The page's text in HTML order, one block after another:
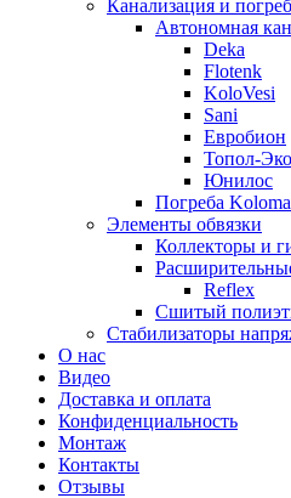
Канализация и
Автономная
Deka
Flotenk
KoloVesi
Sani
Евробион
Топол-Эко
Юнилос
Погреба
Элементы обвязки
Коллекторы и
Reflex
Сшитый
Стабилизаторы
О нас
Видео
Доставка и оплата
Конфиденциальность
Монтаж
Контакты
Отзывы